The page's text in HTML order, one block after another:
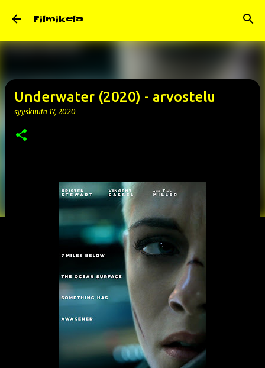
Filmikela
Underwater (2020) - arvostelu
syyskuuta 17, 2020